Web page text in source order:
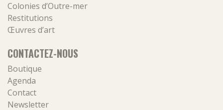
Colonies d’Outre-mer
Restitutions
Œuvres d’art
CONTACTEZ-NOUS
Boutique
Agenda
Contact
Newsletter